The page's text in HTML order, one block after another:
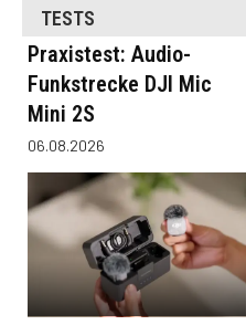
TESTS
Praxistest: Audio-
Funkstrecke DJI Mic
Mini 2S
06.08.2026